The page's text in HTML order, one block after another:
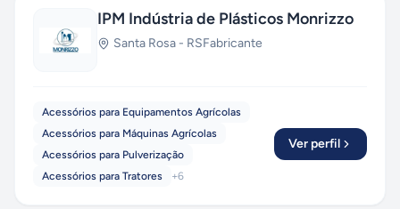
IPM Indústria de Plásticos Monrizzo
Santa Rosa - RSFabricante
Acessórios para Equipamentos Agrícolas
Acessórios para Máquinas Agrícolas
Acessórios para Pulverização
Acessórios para Tratores
+6
Ver perfil